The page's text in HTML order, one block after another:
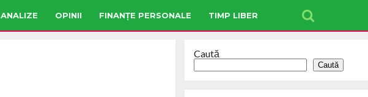
ANALIZE OPINII FINANȚE PERSONALE TIMP LIBER
Caută
Caută